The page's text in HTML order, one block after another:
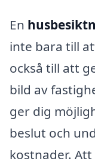
En
inte bara till
också till att
bild av
ger dig
beslut och
kostnader.